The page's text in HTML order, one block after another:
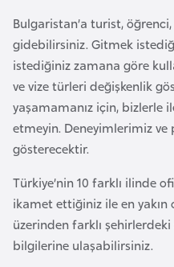
Bulgaristan’a turist,
gidebilirsiniz. Gitmek
istediğiniz zamana göre
ve vize türleri değişkenlik
yaşamamanız için, bizlerle
etmeyin. Deneyimlerimiz
gösterecektir.
Türkiye’nin 10 farklı ilinde
ikamet ettiğiniz ile en yakın
üzerinden farklı
bilgilerine ulaşabilirsiniz.
F
i
n
l
a
n
d
y
a
F